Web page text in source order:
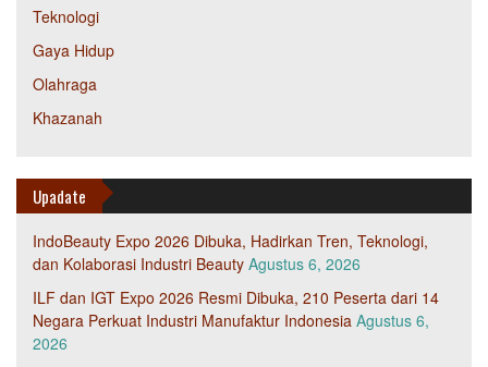
Teknologi
Gaya Hidup
Olahraga
Khazanah
Upadate
IndoBeauty Expo 2026 Dibuka, Hadirkan Tren, Teknologi,
dan Kolaborasi Industri Beauty Agustus 6, 2026
ILF dan IGT Expo 2026 Resmi Dibuka, 210 Peserta dari 14
Negara Perkuat Industri Manufaktur Indonesia Agustus 6,
2026